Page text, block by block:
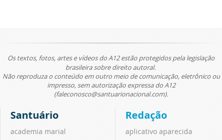
Os textos, fotos, artes e vídeos do A12 estão protegidos pela legislação
brasileira sobre direito autoral.
Não reproduza o conteúdo em outro meio de comunicação, eletrônico ou
impresso, sem autorização expressa do A12
(faleconosco@santuarionacional.com).
Santuário
academia marial
Redação
aplicativo aparecida